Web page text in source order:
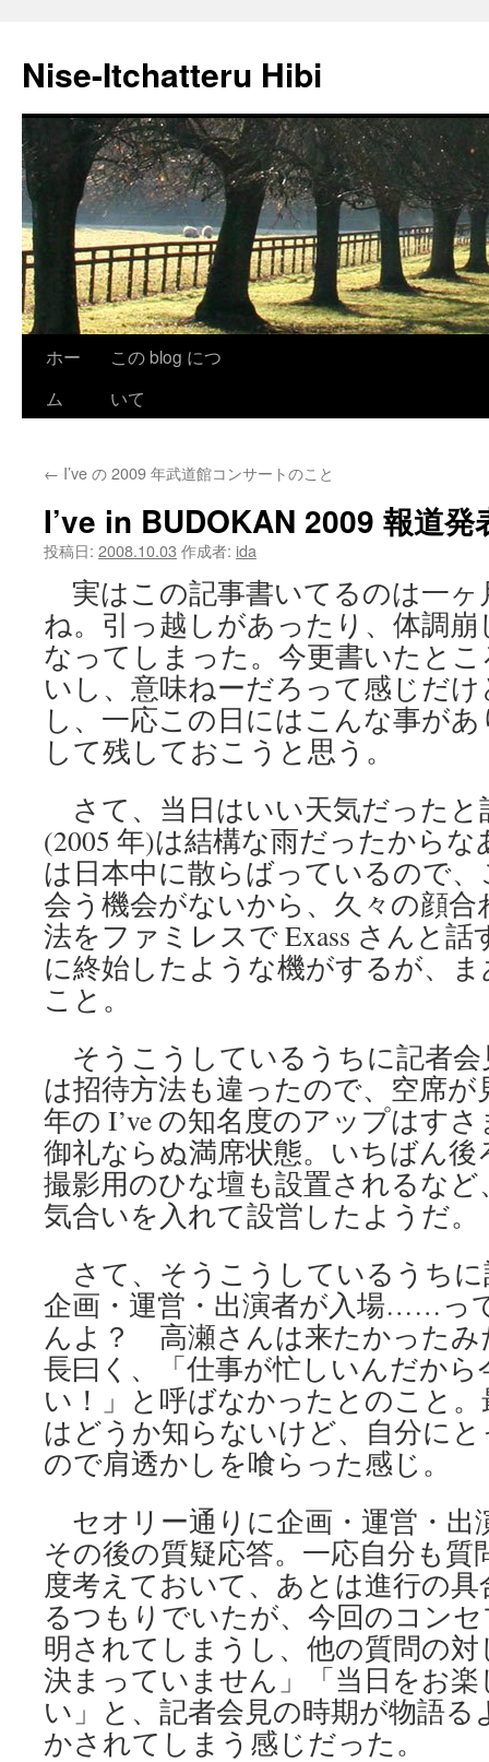
Nise-Itchatteru Hibi
ン
へ
キ
ッ
ホー
ム
この blog につ
いて
← I’ve の 2009 年武道館コンサートのこと
I’ve in BUDOKAN 2009 報道発
投稿日: 2008.10.03 作成者: ida
実はこの記事書いてるのは一ヶ
ね。引っ越しがあったり、体調
なってしまった。今更書いたと
いし、意味ねーだろって感じだ
し、一応この日にはこんな事が
して残しておこうと思う。
さて、当日はいい天気だったと
(2005 年)は結構な雨だったから
は日本中に散らばっているので
会う機会がないから、久々の顔
法をファミレスで Exass さんと
に終始したような機がするが、
こと。
そうこうしているうちに記者会
は招待方法も違ったので、空席
年の I’ve の知名度のアップはす
御礼ならぬ満席状態。いちばん
撮影用のひな壇も設置されるな
気合いを入れて設営したようだ。
さて、そうこうしているうち
企画・運営・出演者が入場……っ
んよ？ 高瀬さんは来たかったみ
長曰く、「仕事が忙しいんだか
い！」と呼ばなかったとのこと
はどうか知らないけど、自分にと
ので肩透かしを喰らった感じ。
セオリー通りに企画・運営・出
その後の質疑応答。一応自分も
度考えておいて、あとは進行の
るつもりでいたが、今回のコン
明されてしまうし、他の質問の
決まっていません」「当日をお
い」と、記者会見の時期が物語
かされてしまう感じだった。